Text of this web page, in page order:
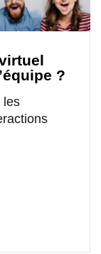
?
les